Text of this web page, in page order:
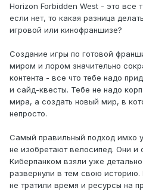
Horizon Forbidden West - это все
если нет, то какая разница
игровой или кинофраншизе?
Создание игры по готовой
миром и лором значительно
контента - все что тебе надо
и сайд-квесты. Тебе не надо
мира, а создать новый мир, в
непросто.
Самый правильный подход имхо
не изобретают велосипед. Они и
Киберпанком взяли уже
развернули в тем свою историю.
не тратили время и ресурсы на